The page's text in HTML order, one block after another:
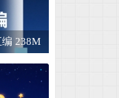
晨读和
腌菜技
幼儿音
编 238M